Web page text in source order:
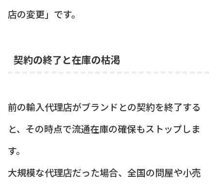
店の変更」です。
契約の終了と在庫の枯渇
前の輸入代理店がブランドとの契約を終了する
と、その時点で流通在庫の確保もストップしま
す。
大規模な代理店だった場合、全国の問屋や小売